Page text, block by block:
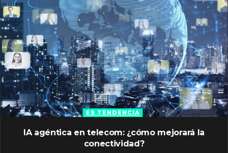
ES TENDENCIA
IA agéntica en telecom: ¿cómo mejorará la
conectividad?